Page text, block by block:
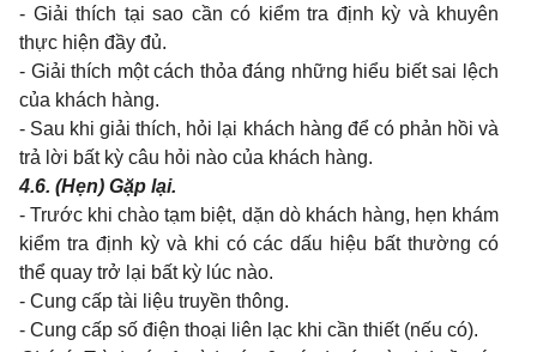
- Giải thích tại sao cần có kiểm tra định kỳ và khuyên
thực hiện đầy đủ.
- Giải thích một cách thỏa đáng những hiểu biết sai lệch
của khách hàng.
- Sau khi giải thích, hỏi lại khách hàng để có phản hồi và
trả lời bất kỳ câu hỏi nào của khách hàng.
4.6. (Hẹn) Gặp lại.
- Trước khi chào tạm biệt, dặn dò khách hàng, hẹn khám
kiểm tra định kỳ và khi có các dấu hiệu bất thường có
thể quay trở lại bất kỳ lúc nào.
- Cung cấp tài liệu truyền thông.
- Cung cấp số điện thoại liên lạc khi cần thiết (nếu có).